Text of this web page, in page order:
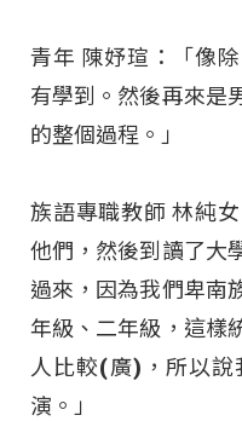
青年 陳妤瑄：「像
有學到。然後再來是
的整個過程。」
族語專職教師 林純
他們，然後到讀了大
過來，因為我們卑南
年級、二年級，這樣
人比較(廣)，所以說
演。」